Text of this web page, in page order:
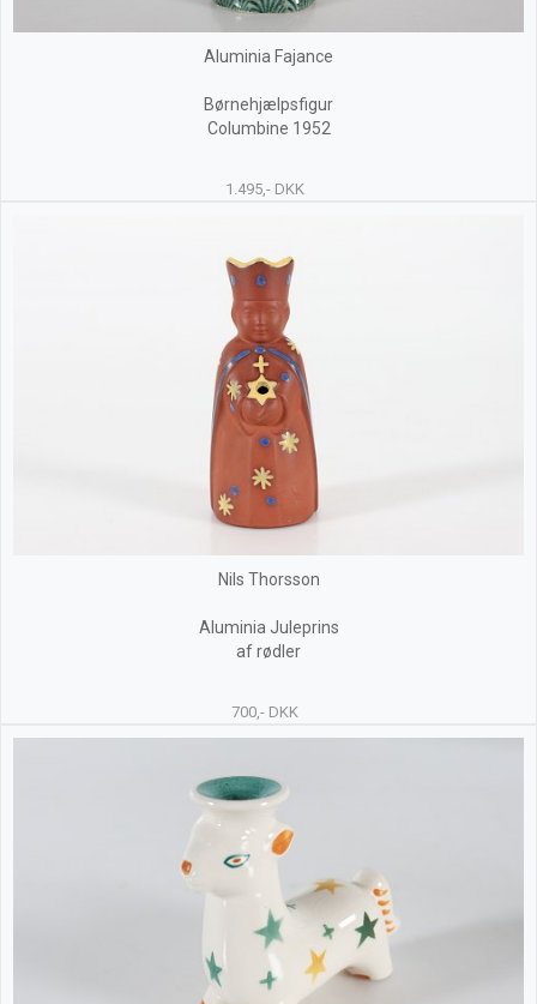
Aluminia Fajance
Børnehjælpsfigur
Columbine 1952
1.495,- DKK
Nils Thorsson
Aluminia Juleprins
af rødler
700,- DKK